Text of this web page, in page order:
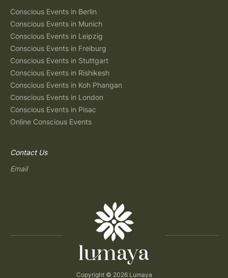
Conscious Events in Berlin
Conscious Events in Munich
Conscious Events in Leipzig
Conscious Events in Freiburg
Conscious Events in Stuttgart
Conscious Events in Rishikesh
Conscious Events in Koh Phangan
Conscious Events in London
Conscious Events in Pisac
Online Conscious Events
Contact Us
Email
Copyright © 2026 Lumaya